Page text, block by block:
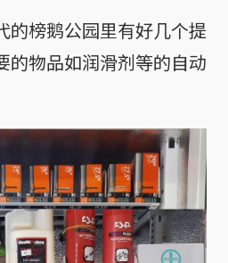
的榜鹅公园里有好几个提
的物品如润滑剂等的自动